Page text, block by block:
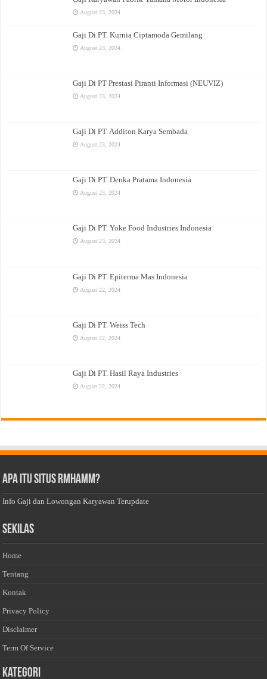
August 23, 2024
Gaji Di PT. Kurnia Ciptamoda Gemilang
August 23, 2024
Gaji Di PT Prestasi Piranti Informasi (NEUVIZ)
August 23, 2024
Gaji Di PT. Additon Karya Sembada
August 23, 2024
Gaji Di PT. Denka Pratama Indonesia
August 23, 2024
Gaji Di PT. Yoke Food Industries Indonesia
August 23, 2024
Gaji Di PT. Epiterma Mas Indonesia
August 22, 2024
Gaji Di PT. Weiss Tech
August 22, 2024
Gaji Di PT. Hasil Raya Industries
August 22, 2024
Apa Itu Situs Rmhamm?
Info Gaji dan Lowongan Karyawan Terupdate
Sekilas
Home
Tentang
Kontak
Privacy Policy
Disclaimer
Term Of Service
Kategori